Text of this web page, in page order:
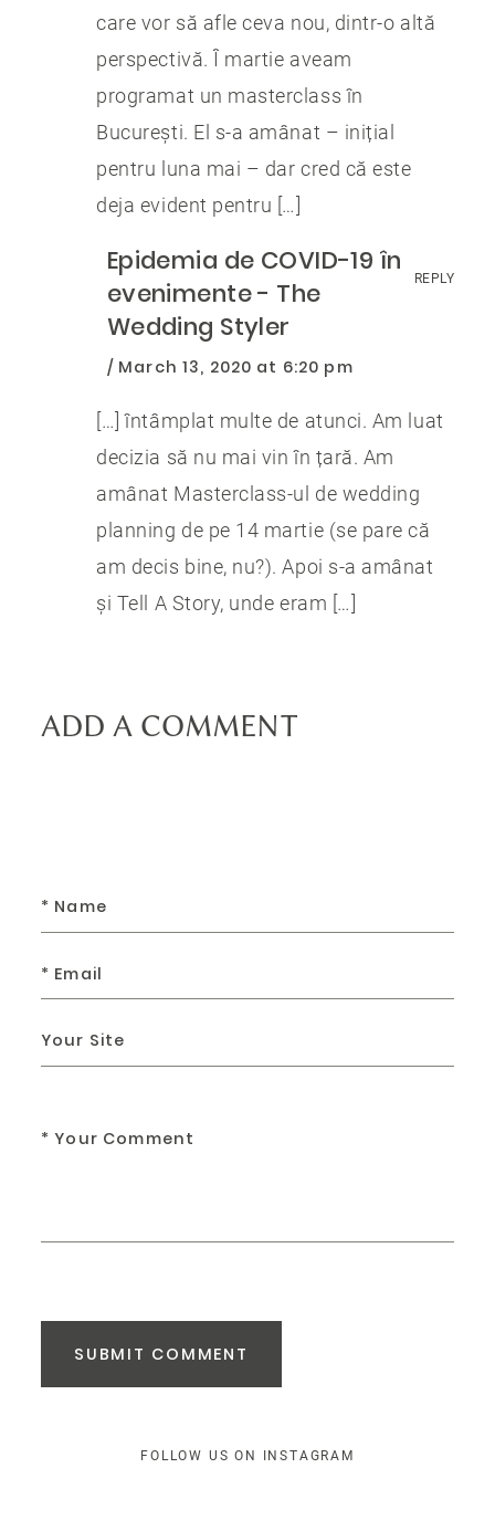
care vor să afle ceva nou, dintr-o altă
perspectivă. Î martie aveam
programat un masterclass în
București. El s-a amânat – inițial
pentru luna mai – dar cred că este
deja evident pentru […]
Epidemia de COVID-19 în
evenimente - The
Wedding Styler
March 13, 2020 at 6:20 pm
REPLY
[…] întâmplat multe de atunci. Am luat
decizia să nu mai vin în țară. Am
amânat Masterclass-ul de wedding
planning de pe 14 martie (se pare că
am decis bine, nu?). Apoi s-a amânat
și Tell A Story, unde eram […]
ADD A COMMENT
SUBMIT COMMENT
FOLLOW US ON INSTAGRAM